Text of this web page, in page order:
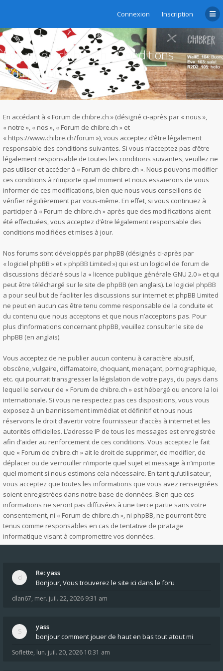
Connexion Inscription
Forum de chibre.ch - Conditions
d’utilisation
En accédant à « Forum de chibre.ch » (désigné ci-après par « nous »,
« notre », « nos », « Forum de chibre.ch » et
« https://www.chibre.ch/forum »), vous acceptez d’être légalement
responsable des conditions suivantes. Si vous n’acceptez pas d’être
légalement responsable de toutes les conditions suivantes, veuillez ne
pas utiliser et accéder à « Forum de chibre.ch ». Nous pouvons modifier
ces conditions à n’importe quel moment et nous essaierons de vous
informer de ces modifications, bien que nous vous conseillons de
vérifier régulièrement par vous-même. En effet, si vous continuez à
participer à « Forum de chibre.ch » après que des modifications aient
été effectuées, vous acceptez d’être légalement responsable des
conditions modifiées et mises à jour.
Nos forums sont développés par phpBB (désignés ci-après par
« logiciel phpBB » et « phpBB Limited ») qui est un logiciel de forum de
discussions déclaré sous la « licence publique générale GNU 2.0» et qui
peut être téléchargé sur le site de phpBB (en anglais). Le logiciel phpBB
a pour seul but de faciliter les discussions sur internet et phpBB Limited
ne peut en aucun cas être tenu comme responsable de la conduite et
du contenu que nous acceptons et que nous n’acceptons pas. Pour
plus d’informations concernant phpBB, veuillez consulter le site de
phpBB (en anglais).
Vous acceptez de ne publier aucun contenu à caractère abusif,
obscène, vulgaire, diffamatoire, choquant, menaçant, pornographique,
etc. qui pourrait transgresser la législation de votre pays, du pays dans
lequel le serveur de « Forum de chibre.ch » est hébergé ou encore la loi
internationale. Si vous ne respectez pas ces dispositions, vous vous
exposez à un bannissement immédiat et définitif et nous nous
réservons le droit d’avertir votre fournisseur d’accès à internet et les
autorités officielles. L’adresse IP de tous les messages est enregistrée
afin d’aider au renforcement de ces conditions. Vous acceptez le fait
que « Forum de chibre.ch » ait le droit de supprimer, de modifier, de
déplacer ou de verrouiller n’importe quel sujet et message à n’importe
quel moment si nous estimons cela nécessaire. En tant qu’utilisateur,
vous acceptez que toutes les informations que vous avez renseignées
soient enregistrées dans notre base de données. Bien que ces
informations ne seront pas diffusées à une tierce partie sans votre
consentement, ni « Forum de chibre.ch », ni phpBB, ne pourront être
tenus comme responsables en cas de tentative de piratage
informatique visant à compromettre vos données.
Re: yass
Bonjour, Vous trouverez le site ici dans le foru
dlan67, mer. juil. 22, 2026 9:31 am
yass
bonjour comment jouer de haut en bas tout atout mi
Soflette, lun. juil. 20, 2026 10:31 am